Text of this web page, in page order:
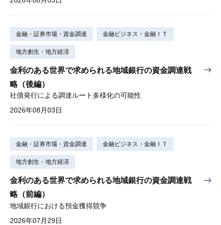
金融・証券市場・資金調達 金融ビジネス・金融ＩＴ
地方創生・地方経済
金利のある世界で求められる地域銀行の資金調達戦
略（後編）
社債発行による調達ルート多様化の可能性
2026年08月03日
金融・証券市場・資金調達 金融ビジネス・金融ＩＴ
地方創生・地方経済
金利のある世界で求められる地域銀行の資金調達戦
略（前編）
地域銀行における預金獲得競争
2026年07月29日